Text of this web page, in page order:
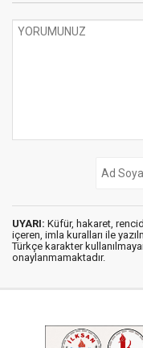
UYARI: Küfür, hakaret,
içeren, imla kuralları ile
Türkçe karakter
onaylanmamaktadır.